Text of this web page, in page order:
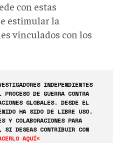
con estas
estimular la
vinculados con los
INDEPENDIENTES
DE GUERRA CONTRA
GLOBALES. DESDE EL
HA SIDO DE LIBRE USO.
Y COLABORACIONES PARA
SI DESEAS CONTRIBUIR CON
AQUÍ<